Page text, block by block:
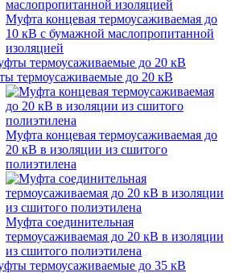
Муфта концевая термоусаживаемая до
10 кВ с бумажной маслопропитанной
изоляцией
термоусаживаемые до 20 кВ
Муфта концевая термоусаживаемая до
20 кВ в изоляции из сшитого
полиэтилена
Муфта соединительная
термоусаживаемая до 20 кВ в изоляции
из сшитого полиэтилена